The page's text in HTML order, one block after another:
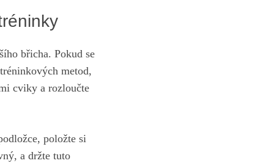
břicha. Pokud se
metod,
cviky a rozloučte
položte si
a držte tuto